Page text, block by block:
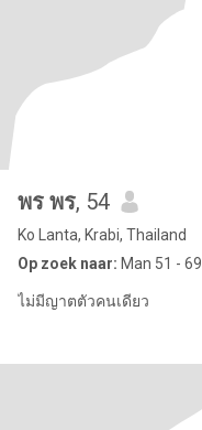
พร พร, 54
Ko Lanta, Krabi, Thailand
Op zoek naar: Man 51 - 69
ไม่มีญาตตัวคนเดียว